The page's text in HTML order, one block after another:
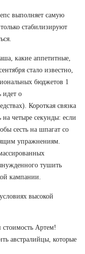
выполняет самую
стабилизируют
какие аппетитные,
стало известно,
бюджетов 1
идет о
Короткая связка
четыре секунды: если
сесть на шпагат со
упражнениям.
тушить
кампании.
высокой
Артем!
австралийцы, которые